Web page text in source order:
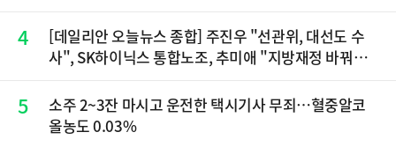
4
[데일리안 오늘뉴스 종합] 주진우 "선관위, 대선도 수
사", SK하이닉스 통합노조, 추미애 "지방재정 바꿔
5
소주 2~3잔 마시고 운전한 택시기사 무죄…혈중알코
올농도 0.03%